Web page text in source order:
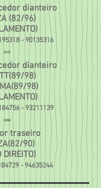
dianteiro
(82/96)
- 90135316
3275
dianteiro
98)
98)
- 93211139
3308
traseiro
90)
DIREITO)
- 94635244